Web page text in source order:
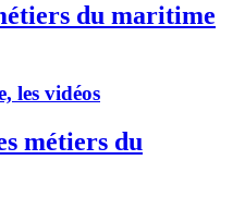
du maritime
les vidéos
métiers du